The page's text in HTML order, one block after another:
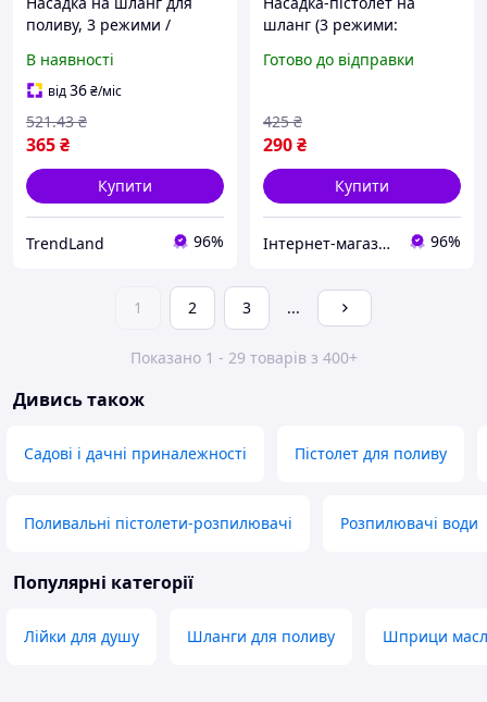
поливу, 3 режими /
Розпилювач на шланг /
Поливальна насадка на
шланг
В наявності
від36₴/міс
365₴
521.43 ₴
Купити
TrendLand 96%
шланг (3 режими:
тиск, полив)
Готово до відправки
290₴
425 ₴
Купити
Інтернет-магазин CRELLO 96%
1 2 3 ...
Показано 1 - 29 товарів з 400+
Дивись також
Садові і дачні приналежності Пістолет для поливу
Поливальні пістолети-розпилювачі Розпилювачі води
Популярні категорії
Лійки для душу Шланги для поливу Шприци